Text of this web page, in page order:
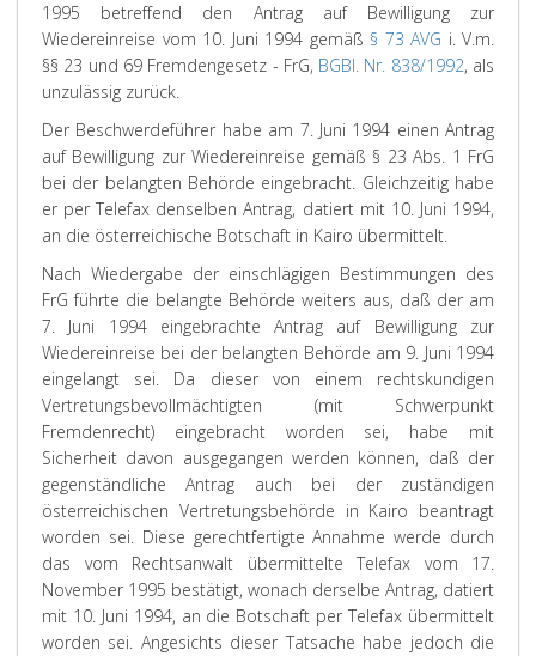
1995 betreffend den Antrag auf Bewilligung zur
Wiedereinreise vom 10. Juni 1994 gemäß § 73 AVG i. V.m.
§§ 23 und 69 Fremdengesetz - FrG, BGBl. Nr. 838/1992, als
unzulässig zurück.
Der Beschwerdeführer habe am 7. Juni 1994 einen Antrag
auf Bewilligung zur Wiedereinreise gemäß § 23 Abs. 1 FrG
bei der belangten Behörde eingebracht. Gleichzeitig habe
er per Telefax denselben Antrag, datiert mit 10. Juni 1994,
an die österreichische Botschaft in Kairo übermittelt.
Nach Wiedergabe der einschlägigen Bestimmungen des
FrG führte die belangte Behörde weiters aus, daß der am
7. Juni 1994 eingebrachte Antrag auf Bewilligung zur
Wiedereinreise bei der belangten Behörde am 9. Juni 1994
eingelangt sei. Da dieser von einem rechtskundigen
Vertretungsbevollmächtigten (mit Schwerpunkt
Fremdenrecht) eingebracht worden sei, habe mit
Sicherheit davon ausgegangen werden können, daß der
gegenständliche Antrag auch bei der zuständigen
österreichischen Vertretungsbehörde in Kairo beantragt
worden sei. Diese gerechtfertigte Annahme werde durch
das vom Rechtsanwalt übermittelte Telefax vom 17.
November 1995 bestätigt, wonach derselbe Antrag, datiert
mit 10. Juni 1994, an die Botschaft per Telefax übermittelt
worden sei. Angesichts dieser Tatsache habe jedoch die